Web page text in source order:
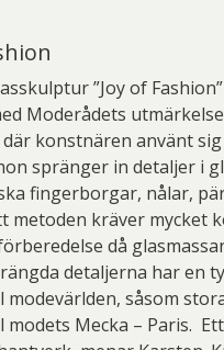
”Joy of
Moderådets utmärkelse
konstnären använt
spränger in detaljer i
fingerborgar, nålar,
metoden kräver mycket
då
detaljerna har en
såsom
modets Mecka – Paris.